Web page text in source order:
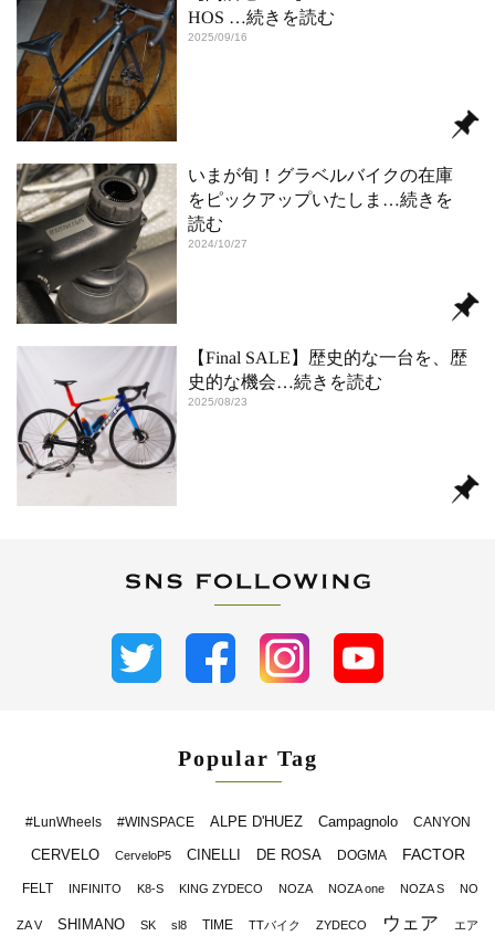
HOS …続きを読む
2025/09/16
いまが旬！グラベルバイクの在庫
をピックアップいたしま …続きを
読む
2024/10/27
【Final SALE】歴史的な一台を、歴
史的な機会…続きを読む
2025/08/23
Popular Tag
#LunWheels #WINSPACE ALPE D'HUEZ Campagnolo CANYON
CERVELO CerveloP5 CINELLI DE ROSA DOGMA FACTOR
FELT INFINITO K8-S KING ZYDECO NOZA NOZA one NOZA S NO
ZA V SHIMANO SK sl8 TIME TTバイク ZYDECO ウェア エア